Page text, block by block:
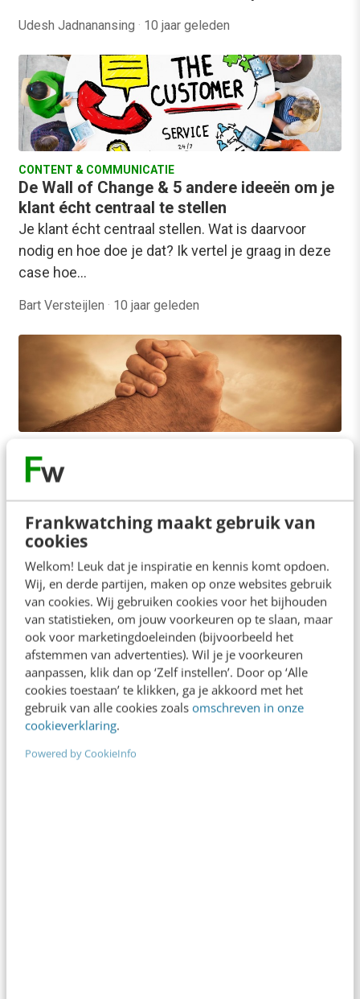
Frankwatching maakt gebruik van
cookies
Welkom! Leuk dat je inspiratie en kennis komt opdoen.
Wij, en derde partijen, maken op onze websites gebruik
van cookies. Wij gebruiken cookies voor het bijhouden
van statistieken, om jouw voorkeuren op te slaan, maar
ook voor marketingdoeleinden (bijvoorbeeld het
afstemmen van advertenties). Wil je je voorkeuren
aanpassen, klik dan op ‘Zelf instellen’. Door op ‘Alle
cookies toestaan’ te klikken, ga je akkoord met het
gebruik van alle cookies zoals omschreven in onze
cookieverklaring.
Powered by CookieInfo
Udesh Jadnanansing · 10 jaar geleden
CONTENT & COMMUNICATIE
De Wall of Change & 5 andere ideeën om je
klant écht centraal te stellen
Je klant écht centraal stellen. Wat is daarvoor
nodig en hoe doe je dat? Ik vertel je graag in deze
case hoe…
Bart Versteijlen · 10 jaar geleden
Samenwerken als Churchill, start je eigen
war room
paplepel ingegoten. Op de basisschool worden er
projecten georganiseerd waarin je leert
samenwerken. Tijdens…
Gastauteur & Paul van der Ham· 10 jaar geleden
KLANTCONTACT & CX